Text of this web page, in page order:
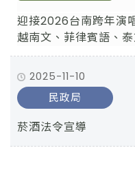
迎接2026台南跨年演
越南文、菲律賓語、
2025-11-10
民政局
菸酒法令宣導